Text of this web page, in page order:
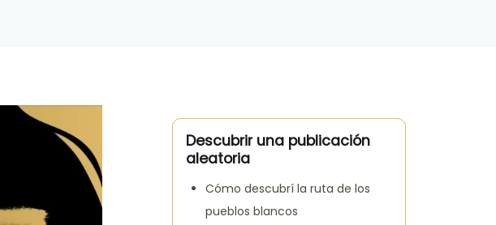
Descubrir una publicación
aleatoria
Cómo descubrí la ruta de los
pueblos blancos